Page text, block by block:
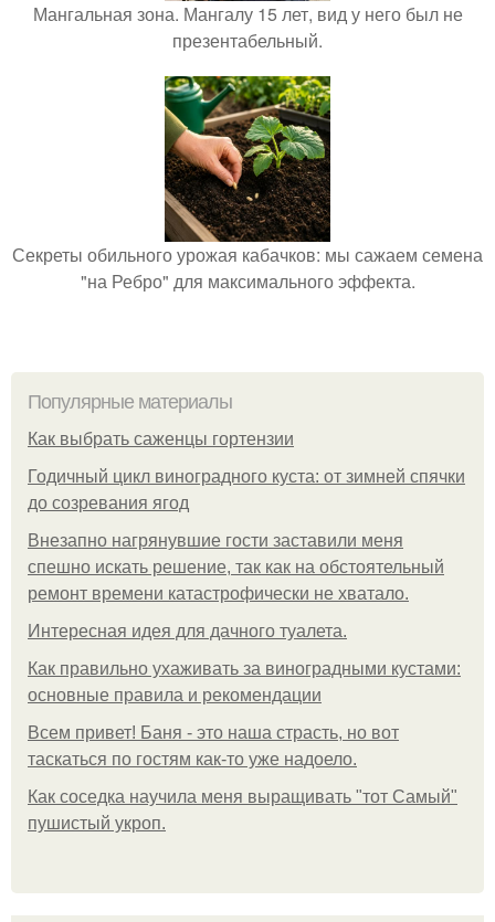
Мангальная зона. Мангалу 15 лет, вид у него был не
презентабельный.
Секреты обильного урожая кабачков: мы сажаем семена
"на Ребро" для максимального эффекта.
Популярные материалы
Как выбрать саженцы гортензии
Годичный цикл виноградного куста: от зимней спячки
до созревания ягод
Внезапно нагрянувшие гости заставили меня
спешно искать решение, так как на обстоятельный
ремонт времени катастрофически не хватало.
Интересная идея для дачного туалета.
Как правильно ухаживать за виноградными кустами:
основные правила и рекомендации
Всем привет! Баня - это наша страсть, но вот
таскаться по гостям как-то уже надоело.
Как соседка научила меня выращивать "тот Самый"
пушистый укроп.